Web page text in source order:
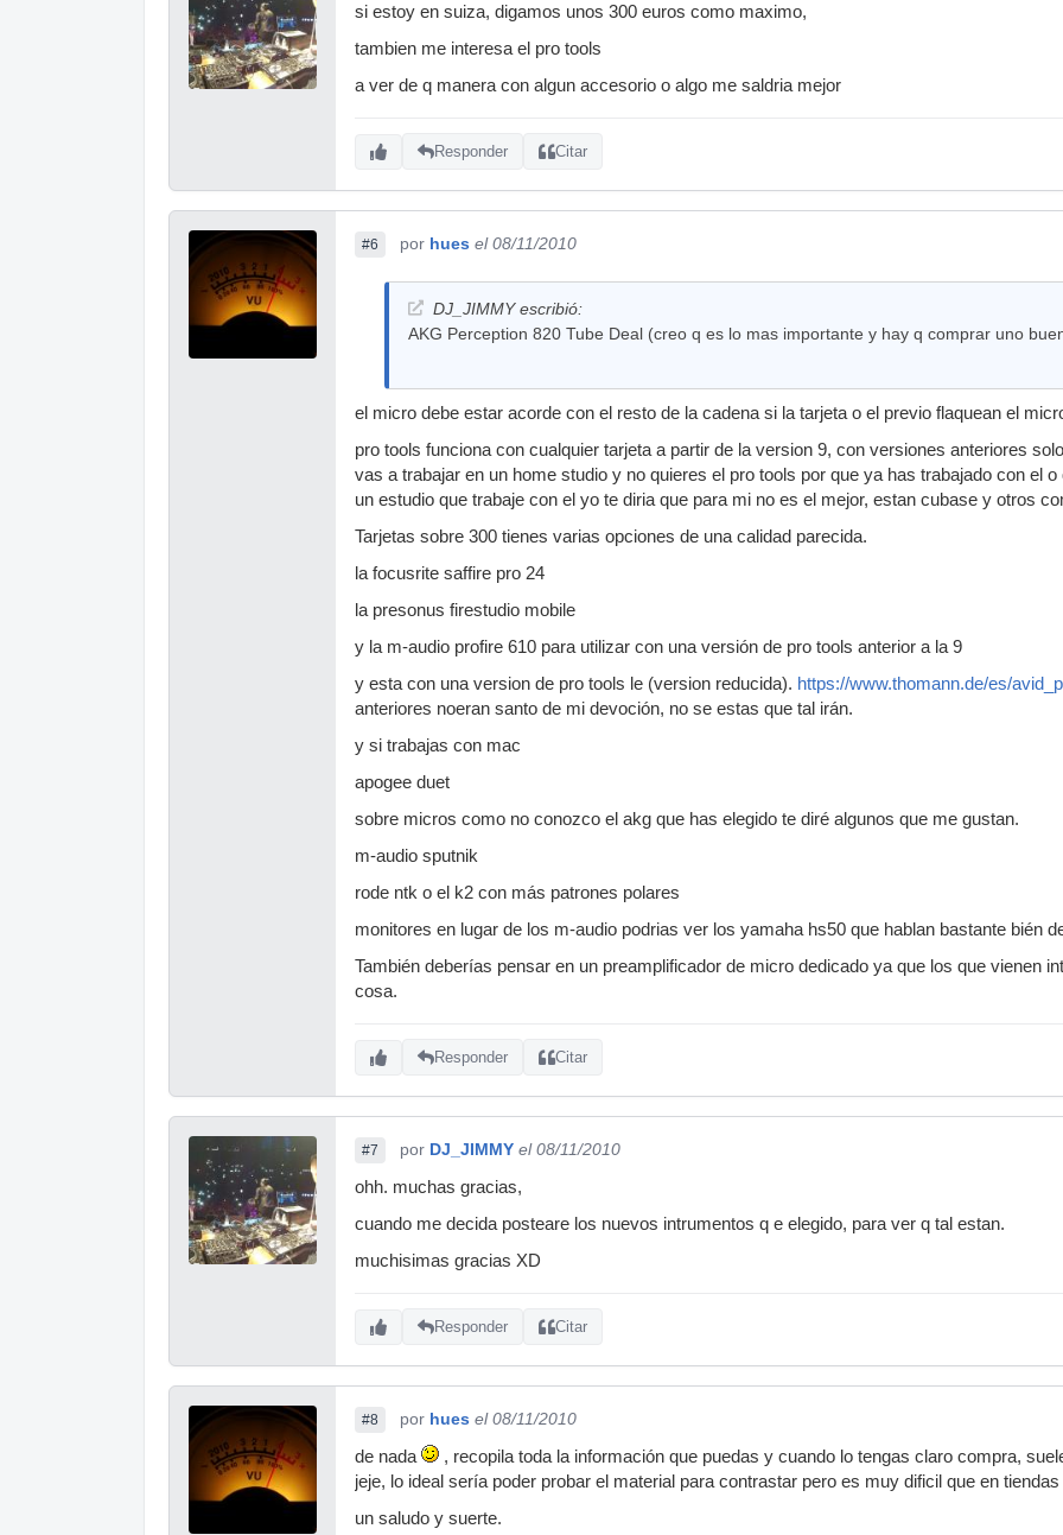
si estoy en suiza, digamos unos 300 euros como maximo,
tambien me interesa el pro tools
a ver de q manera con algun accesorio o algo me saldria mejor
Responder Citar
#6 por hues el 08/11/2010
DJ_JIMMY escribió:
AKG Perception 820 Tube Deal (creo q es lo mas importante y hay q comprar uno
el micro debe estar acorde con el resto de la cadena si la tarjeta o el previo flaquean el
pro tools funciona con cualquier tarjeta a partir de la version 9, con versiones anteriores
vas a trabajar en un home studio y no quieres el pro tools por que ya has trabajado con el
un estudio que trabaje con el yo te diria que para mi no es el mejor, estan cubase y otros
Tarjetas sobre 300 tienes varias opciones de una calidad parecida.
la focusrite saffire pro 24
la presonus firestudio mobile
y la m-audio profire 610 para utilizar con una versión de pro tools anterior a la 9
y esta con una version de pro tools le (version reducida). https://www.thomann.de/es/
anteriores noeran santo de mi devoción, no se estas que tal irán.
y si trabajas con mac
apogee duet
sobre micros como no conozco el akg que has elegido te diré algunos que me gustan.
m-audio sputnik
rode ntk o el k2 con más patrones polares
monitores en lugar de los m-audio podrias ver los yamaha hs50 que hablan bastante bién
También deberías pensar en un preamplificador de micro dedicado ya que los que vienen
cosa.
Responder Citar
#7 por DJ_JIMMY el 08/11/2010
ohh. muchas gracias,
cuando me decida posteare los nuevos intrumentos q e elegido, para ver q tal estan.
muchisimas gracias XD
Responder Citar
#8 por hues el 08/11/2010
de nada
, recopila toda la información que puedas y cuando lo tengas claro compra,
jeje, lo ideal sería poder probar el material para contrastar pero es muy dificil que en
un saludo y suerte.